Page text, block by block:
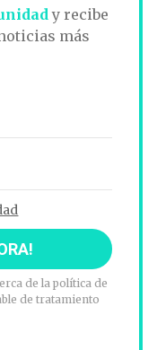
y recibe
más
de la política de
de tratamiento